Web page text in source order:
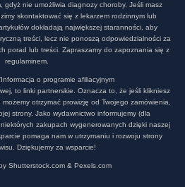
gdyż nie umożliwia diagnozy choroby. Jeśli masz
skontaktować się z lekarzem rodzinnym lub
dokładają największej staranności, aby
treści, lecz nie ponoszą odpowiedzialności za
porad lub treści. Zapraszamy do zapoznania się z
regulaminem.
o programie afiliacyjnym
to linki partnerskie. Oznacza to, że jeśli klikniesz
otrzymać prowizję od Twojego zamówienia,
strony. Jako wydawnictwo informujemy (dla
zakupach wygenerowanych dzięki naszej
pomaga nam w utrzymaniu i rozwoju strony
Dziękujemy za wsparcie!
Shutterstock.com & Pexels.com